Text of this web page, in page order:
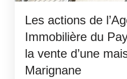
Les actions de
Immobilière du
la vente d’une
Marignane